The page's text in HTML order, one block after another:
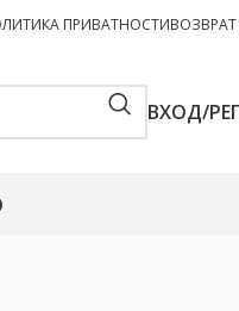
ПРИВАТНОСТИ
ВХОД/